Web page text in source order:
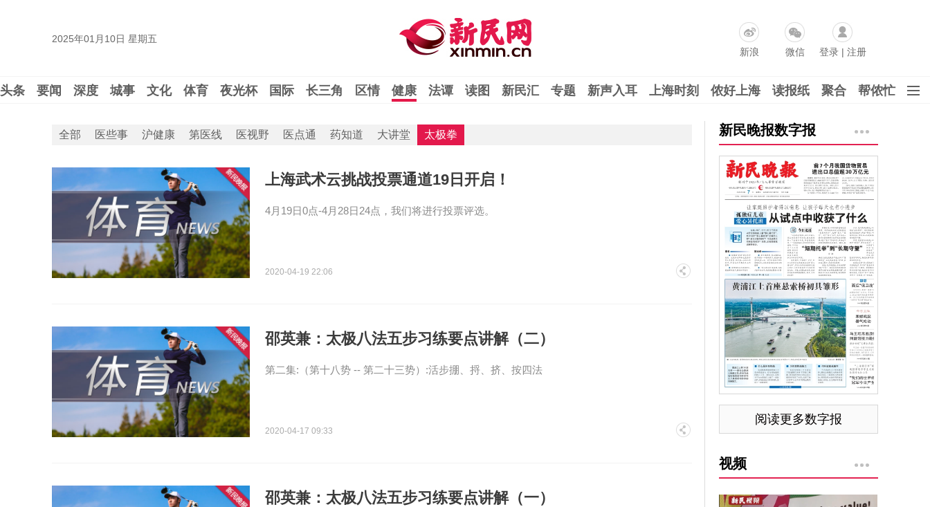
2025年01月10日 星期五
新浪
微信 登录| 注册
头条 要闻 深度 城事 文化 体育 夜光杯 国际 长三角 区情 健康 法谭 读图 新民汇 专题 新声入耳 上海时刻 侬好上海 读报纸 聚合 帮侬忙
全部 医些事 沪健康 第医线 医视野 医点通 药知道 大讲堂 太极拳
上海武术云挑战投票通道19日开启！
4月19日0点-4月28日24点，我们将进行投票评选。
2020-04-19 22:06
邵英兼：太极八法五步习练要点讲解（二）
第二集:（第十八势 -- 第二十三势）:活步掤、捋、挤、按四法
2020-04-17 09:33
邵英兼：太极八法五步习练要点讲解（一）
新民晚报数字报
阅读更多数字报
视频